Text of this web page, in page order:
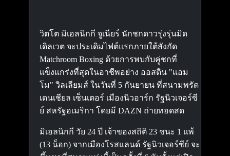
วิตโต มิเอลนิกกี จูเนียร์ นักชกดาวรุ่งรุ่นมิด
เดิลเวต จะประเดิมไฟต์แรกภายใต้สังกัด
Matchroom Boxing ด้วยการพบกับคู่ชกที่
แข็งแกร่งที่สุดในอาชีพอย่าง ออสติน "แอม
โม" วิลเลียมส์ ในวันที่ 5 กันยายน ที่สนามพรัด
เดนเชียล เซ็นเตอร์ เมืองนิวอาร์ก รัฐนิวเจอร์ซี
ย์ สหรัฐอเมริกา โดยมี DAZN ถ่ายทอดสด
มิเอลนิกกี วัย 24 ปี เจ้าของสถิติ 23 ชนะ 1 แพ้
(13 น็อก) จากเมืองโรสแลนด์ รัฐนิวเจอร์ซีย์ จะ